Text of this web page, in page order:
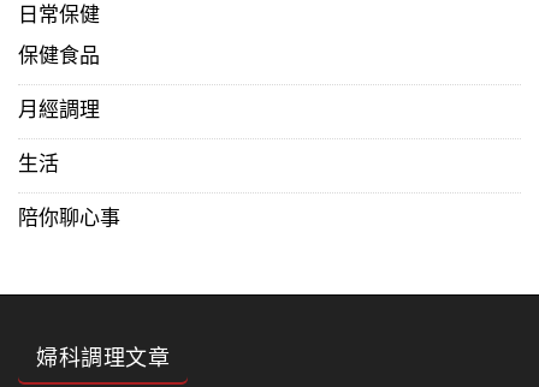
日常保健
保健食品
月經調理
生活
陪你聊心事
婦科調理文章